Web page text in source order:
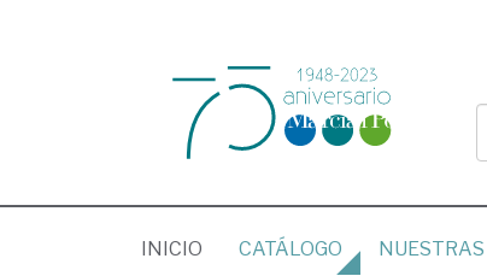
INICIO (CURRENT)
CATÁLOGO NUESTRAS